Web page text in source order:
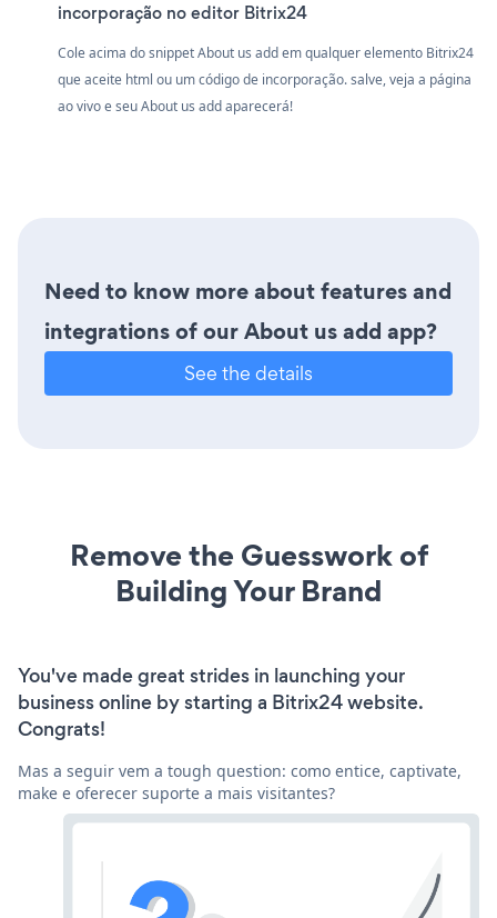
incorporação no editor Bitrix24
Cole acima do snippet About us add em qualquer elemento Bitrix24
que aceite html ou um código de incorporação. salve, veja a página
ao vivo e seu About us add aparecerá!
Need to know more about features and
integrations of our About us add app?
See the details
Remove the Guesswork of
Building Your Brand
You've made great strides in launching your
business online by starting a Bitrix24 website.
Congrats!
Mas a seguir vem a tough question: como entice, captivate,
make e oferecer suporte a mais visitantes?